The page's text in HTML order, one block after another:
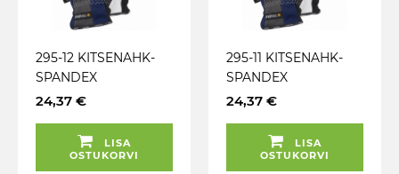
295-12 KITSENAHK-
SPANDEX
THINSULATE 40G
24,37 €
LISA
OSTUKORVI
295-11 KITSENAHK-
SPANDEX
THINSULATE 40G
24,37 €
LISA
OSTUKORVI